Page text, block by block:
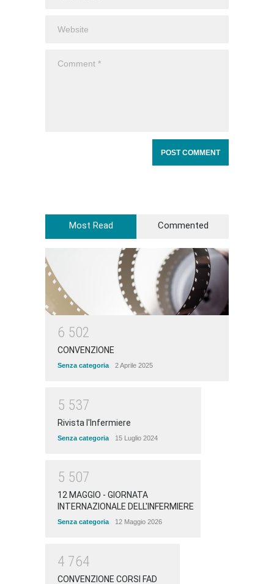
Most Read Commented
6 502
CONVENZIONE
Senza categoria 2 Aprile 2025
5 537
Rivista l'Infermiere
Senza categoria 15 Luglio 2024
5 507
12 MAGGIO - GIORNATA
INTERNAZIONALE DELL'INFERMIERE
Senza categoria 12 Maggio 2026
4 764
CONVENZIONE CORSI FAD